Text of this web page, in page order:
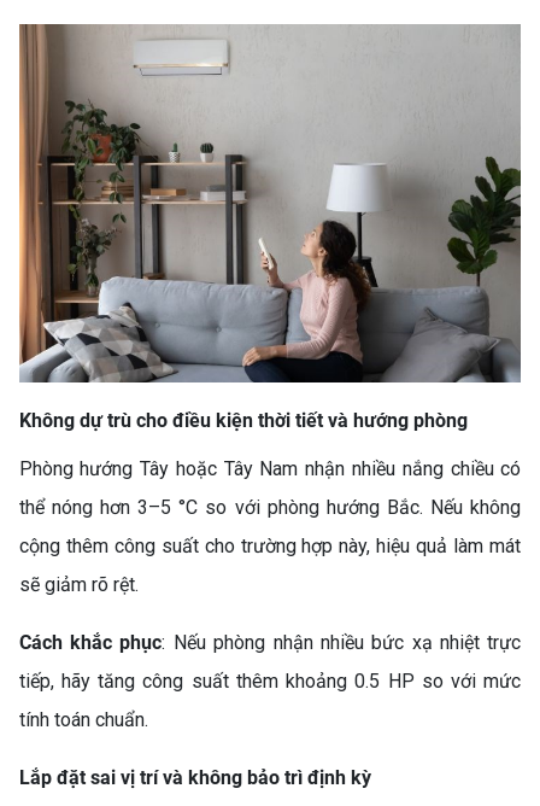
Không dự trù cho điều kiện thời tiết và hướng phòng
Phòng hướng Tây hoặc Tây Nam nhận nhiều nắng chiều có
thể nóng hơn 3–5 °C so với phòng hướng Bắc. Nếu không
cộng thêm công suất cho trường hợp này, hiệu quả làm mát
sẽ giảm rõ rệt.
Cách khắc phục: Nếu phòng nhận nhiều bức xạ nhiệt trực
tiếp, hãy tăng công suất thêm khoảng 0.5 HP so với mức
tính toán chuẩn.
Lắp đặt sai vị trí và không bảo trì định kỳ
NHỎ GỌN, TIẾT KIỆM CHO
TỦ LẠNH LG 217L
LTB21BLMD – GIẢI PHÁP
BẢO QUẢN THỰC PHẨM
ĐẠI
TỦ LẠNH HISENSE
INVERTER 205 LÍT
RT256N4EBN – LỰA CHỌN
ĐÌNH HIỆN ĐẠI